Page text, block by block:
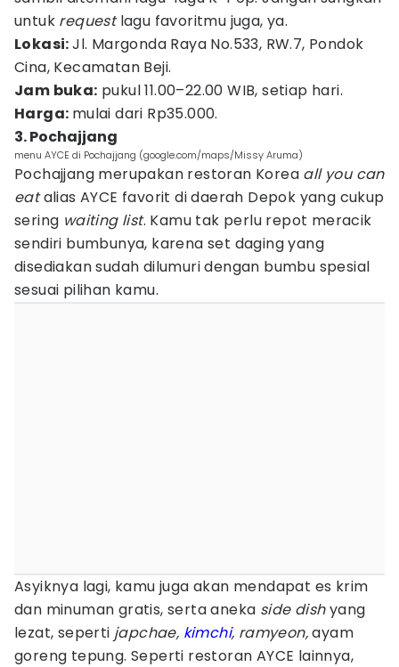
untuk requestlagu favoritmu juga, ya.
Lokasi:Jl. Margonda Raya No.533, RW.7, Pondok
Cina, Kecamatan Beji.
Jam buka: pukul 11.00–22.00 WIB, setiap hari.
Harga: mulai dari Rp35.000.
3. Pochajjang
menu AYCE di Pochajjang (google.com/maps/Missy Aruma)
Pochajjang merupakan restoran Korea all you can
eatalias AYCE favorit di daerah Depok yang cukup
sering waiting list. Kamu tak perlu repot meracik
sendiri bumbunya, karena set daging yang
disediakan sudah dilumuri dengan bumbu spesial
sesuai pilihan kamu.
Asyiknya lagi, kamu juga akan mendapat es krim
dan minuman gratis, serta aneka side dishyang
lezat, seperti japchae, kimchi, ramyeon,ayam
goreng tepung. Seperti restoran AYCE lainnya,